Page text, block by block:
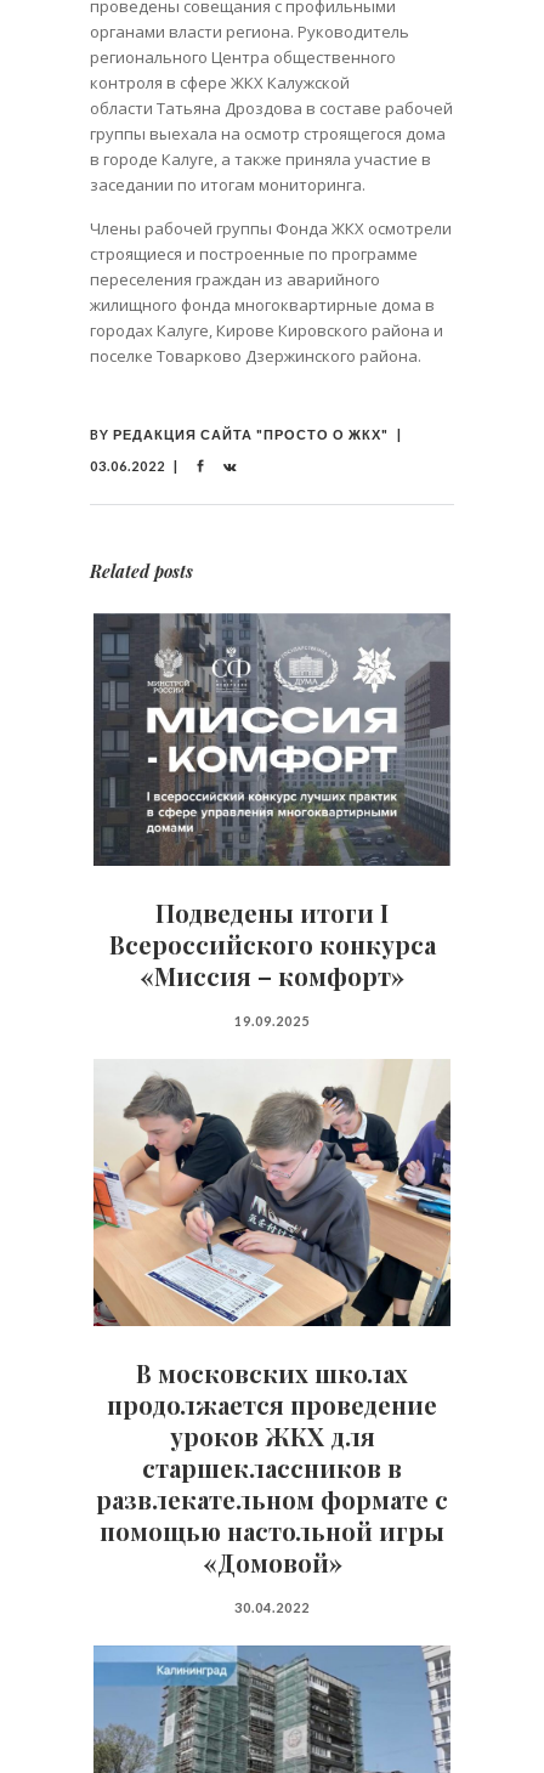
проведены совещания с профильными
органами власти региона. Руководитель
регионального Центра общественного
контроля в сфере ЖКХ Калужской
области Татьяна Дроздова в составе рабочей
группы выехала на осмотр строящегося дома
в городе Калуге, а также приняла участие в
заседании по итогам мониторинга.
Члены рабочей группы Фонда ЖКХ осмотрели
строящиеся и построенные по программе
переселения граждан из аварийного
жилищного фонда многоквартирные дома в
городах Калуге, Кирове Кировского района и
поселке Товарково Дзержинского района.
BY РЕДАКЦИЯ САЙТА "ПРОСТО О ЖКХ"
03.06.2022
Related posts
Подведены итоги I
Всероссийского конкурса
«Миссия – комфорт»
19.09.2025
В московских школах
продолжается проведение
уроков ЖКХ для
старшеклассников в
развлекательном формате с
помощью настольной игры
«Домовой»
30.04.2022